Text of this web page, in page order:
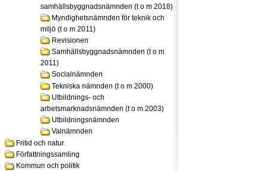
samhällsbyggnadsnämnden (t o m 2018)
Myndighetsnämnden för teknik och
miljö (t o m 2011)
Revisionen
Samhällsbyggnadsnämnden (t o m
2011)
Socialnämnden
Tekniska nämnden (t o m 2000)
Utbildnings- och
arbetsmarknadsnämnden (t o m 2003)
Utbildningsnämnden
Valnämnden
Fritid och natur
Författningssamling
Kommun och politik